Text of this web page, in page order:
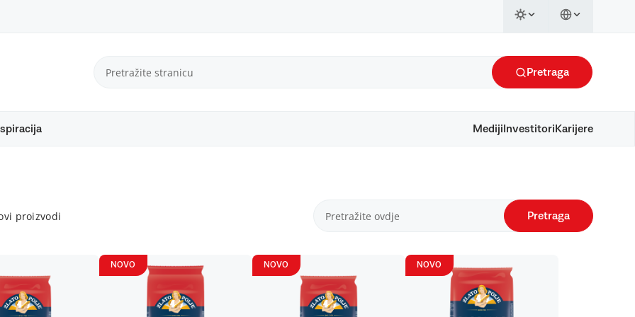
Pretraga
Mediji Investitori Karijere
proizvodi Pretraga
NOVO NOVO NOVO